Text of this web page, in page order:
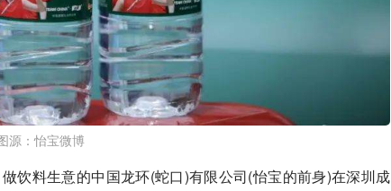
源：怡宝微博
饮料生意的中国龙环(蛇口)有限公司(怡宝的前身)在深圳成